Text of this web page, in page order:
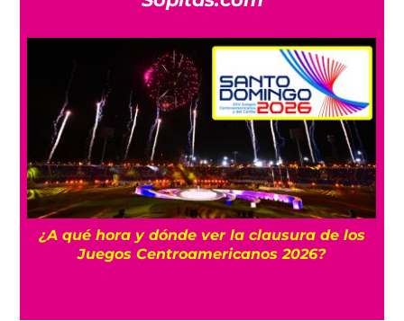
¿A qué hora y dónde ver la clausura de los
Juegos Centroamericanos 2026?